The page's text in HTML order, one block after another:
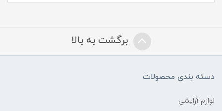
برگشت به بالا
دسته بندی محصولات
لوازم آرایشی